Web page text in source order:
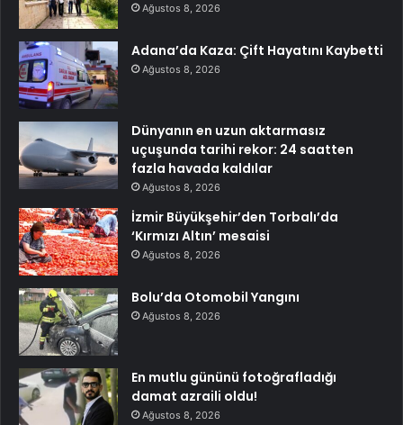
Ağustos 8, 2026
Adana’da Kaza: Çift Hayatını Kaybetti
Ağustos 8, 2026
Dünyanın en uzun aktarmasız
uçuşunda tarihi rekor: 24 saatten
fazla havada kaldılar
Ağustos 8, 2026
İzmir Büyükşehir’den Torbalı’da
‘Kırmızı Altın’ mesaisi
Ağustos 8, 2026
Bolu’da Otomobil Yangını
Ağustos 8, 2026
En mutlu gününü fotoğrafladığı
damat azraili oldu!
Ağustos 8, 2026